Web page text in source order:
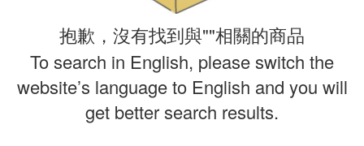
抱歉，沒有找到與""相關的商品
To search in English, please switch the
website’s language to English and you will
get better search results.